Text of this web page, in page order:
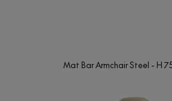
Mat Bar Armchair Steel - H